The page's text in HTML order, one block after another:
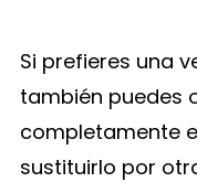
Si prefieres una
también puedes
completamente
sustituirlo por